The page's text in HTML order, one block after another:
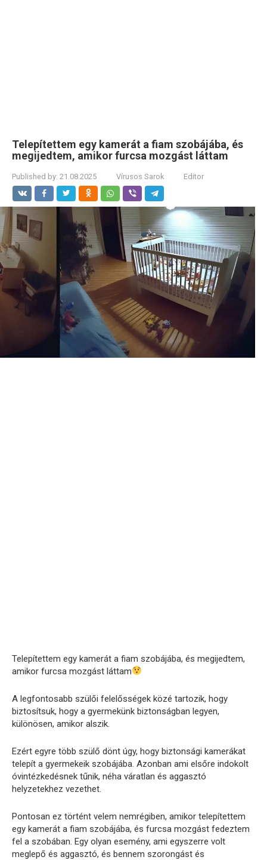
Telepítettem egy kamerát a fiam szobájába, és
megijedtem, amikor furcsa mozgást láttam
Published by: 21.08.2025 Vírusos Sarok Editor
Telepítettem egy kamerát a fiam szobájába, és megijedtem,
amikor furcsa mozgást láttam
A legfontosabb szülői felelősségek közé tartozik, hogy
biztosítsuk, hogy a gyermekünk biztonságban legyen,
különösen, amikor alszik.
Ezért egyre több szülő dönt úgy, hogy biztonsági kamerákat
telepít a gyermekeik szobájába. Azonban ami elsőre indokolt
óvintézkedésnek tűnik, néha váratlan és aggasztó
helyzetekhez vezethet.
Pontosan ez történt velem nemrégiben, amikor telepítettem
egy kamerát a fiam szobájába, és furcsa mozgást fedeztem
fel a szobában. Egy olyan esemény, ami egyszerre volt
meglepő és aggasztó, és bennem szorongást és